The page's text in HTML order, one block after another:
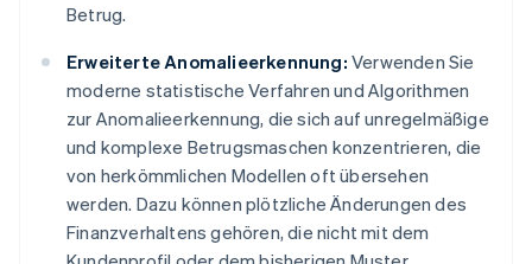
Betrug.
Erweiterte Anomalieerkennung: Verwenden Sie
moderne statistische Verfahren und Algorithmen
zur Anomalieerkennung, die sich auf unregelmäßige
und komplexe Betrugsmaschen konzentrieren, die
von herkömmlichen Modellen oft übersehen
werden. Dazu können plötzliche Änderungen des
Finanzverhaltens gehören, die nicht mit dem